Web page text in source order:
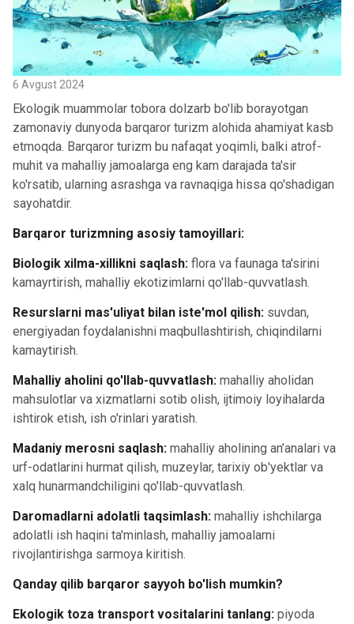
6 Avgust 2024
Ekologik muammolar tobora dolzarb bo'lib borayotgan
zamonaviy dunyoda barqaror turizm alohida ahamiyat kasb
etmoqda. Barqaror turizm bu nafaqat yoqimli, balki atrof-
muhit va mahalliy jamoalarga eng kam darajada ta'sir
ko'rsatib, ularning asrashga va ravnaqiga hissa qo'shadigan
sayohatdir.
Barqaror turizmning asosiy tamoyillari:
Biologik xilma-xillikni saqlash: flora va faunaga ta'sirini
kamayrtirish, mahalliy ekotizimlarni qo'llab-quvvatlash.
Resurslarni mas'uliyat bilan iste'mol qilish: suvdan,
energiyadan foydalanishni maqbullashtirish, chiqindilarni
kamaytirish.
Mahalliy aholini qo'llab-quvvatlash: mahalliy aholidan
mahsulotlar va xizmatlarni sotib olish, ijtimoiy loyihalarda
ishtirok etish, ish o'rinlari yaratish.
Madaniy merosni saqlash: mahalliy aholining an’analari va
urf-odatlarini hurmat qilish, muzeylar, tarixiy ob'yektlar va
xalq hunarmandchiligini qo'llab-quvvatlash.
Daromadlarni adolatli taqsimlash: mahalliy ishchilarga
adolatli ish haqini ta'minlash, mahalliy jamoalarni
rivojlantirishga sarmoya kiritish.
Qanday qilib barqaror sayyoh bo'lish mumkin?
Ekologik toza transport vositalarini tanlang: piyoda